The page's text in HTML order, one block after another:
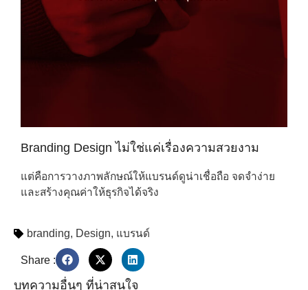
Branding Design ไม่ใช่แค่เรื่องความสวยงาม
แต่คือการวางภาพลักษณ์ให้แบรนด์ดูน่าเชื่อถือ จดจำง่าย
และสร้างคุณค่าให้ธุรกิจได้จริง
branding, Design, แบรนด์
Share :
บทความอื่นๆ ที่น่าสนใจ